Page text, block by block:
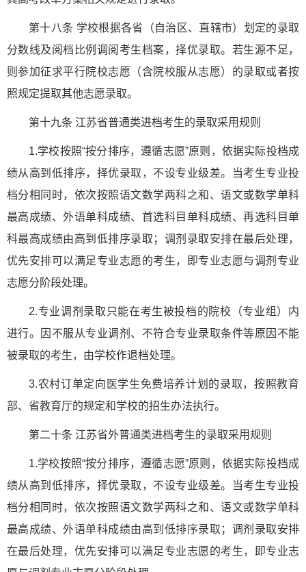
第十八条 学校根据各省（自治区、直辖市）划定的录取
分数线及阅档比例调阅考生档案，择优录取。若生源不足，
则参加征求平行院校志愿（含院校服从志愿）的录取或者按
照规定提取其他志愿录取。
第十九条 江苏省普通类进档考生的录取采用规则
1.学校按照“按分排序，遵循志愿”原则，依据实际投档成
绩从高到低排序，择优录取，不设专业级差。当考生专业投
档分相同时，依次按照语文数学两科之和、语文或数学单科
最高成绩、外语单科成绩、首选科目单科成绩、再选科目单
科最高成绩由高到低排序录取；调剂录取安排在最后处理，
优先安排可以满足专业志愿的考生，即专业志愿与调剂专业
志愿分阶段处理。
2.专业调剂录取只能在考生被投档的院校（专业组）内
进行。因不服从专业调剂、不符合专业录取条件等原因不能
被录取的考生，由学校作退档处理。
3.农村订单定向医学生免费培养计划的录取，按照教育
部、省教育厅的规定和学校的招生办法执行。
第二十条 江苏省外普通类进档考生的录取采用规则
1.学校按照“按分排序，遵循志愿”原则，依据实际投档成
绩从高到低排序，择优录取，不设专业级差。当考生专业投
档分相同时，依次按照语文数学两科之和、语文或数学单科
最高成绩、外语单科成绩由高到低排序录取；调剂录取安排
在最后处理，优先安排可以满足专业志愿的考生，即专业志